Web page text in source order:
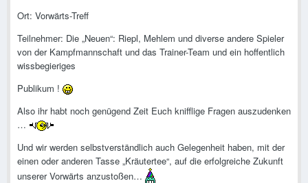
Ort: Vorwärts-Treff
Teilnehmer: Die „Neuen“: Riepl, Mehlem und diverse andere Spieler
von der Kampfmannschaft und das Trainer-Team und ein hoffentlich
wissbegieriges
Publikum !
Also ihr habt noch genügend Zeit Euch knifflige Fragen auszudenken
…
Und wir werden selbstverständlich auch Gelegenheit haben, mit der
einen oder anderen Tasse „Kräutertee“, auf die erfolgreiche Zukunft
unserer Vorwärts anzustoßen…